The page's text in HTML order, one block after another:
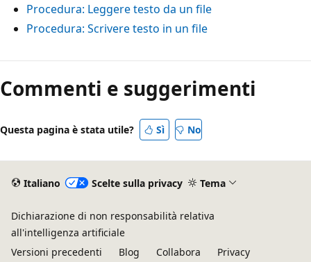
Procedura: Leggere testo da un file
Procedura: Scrivere testo in un file
Commenti e suggerimenti
Questa pagina è stata utile? Sì No
Italiano Scelte sulla privacy Tema
Dichiarazione di non responsabilità relativa
all'intelligenza artificiale
Versioni precedenti
Blog Collabora Privacy